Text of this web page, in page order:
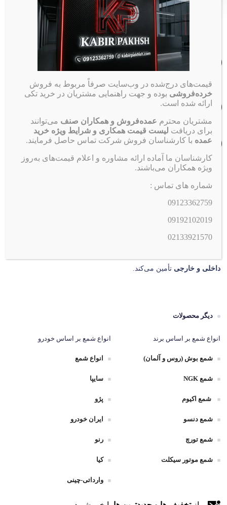
شماره تماس
0912
تلفن ثابت
ساعت کاری
تهران، مترو ملت، خیابان ملت، نرسیده به خیابان جمهوری،
مستقیم لوازم مصرفی خودرو آغاز کرده است.
این مجموعه با هدف تأمین سریع، بی‌واسطه و مطمئن محصولات
پرمصرف خودرو، همچون
ترمز و سایر افزودنی‌های تخصصی خودرو
داخلی و خارجی تأمین می‌کند.
دیگر محصولات
انواع شمع بر اساس برند
شمع بوش (روس و آلمان)
شمع NGK
شمع اکیوم
شمع دنسو
شمع تورچ
شمع موتور سیکلت
انواع شمع بر اساس خودرو
انواع شمع
سایپا
پژو
ایران خودرو
رنو
کیا
وارداتی-چینی
قیمت‌های درج‌شده در وب‌سایت صرفاً مربوط به فروش
خرده‌فروشی بوده و جهت راهنمایی مشتریان در خرید تکی
ارائه شده است.
مشتریان محترم عمده‌فروش و همکاران صنف می‌توانند
برای دریافت لیست قیمت همکاری و شرایط ویژه خرید
عمده با کارشناسان فروش شرکت تماس حاصل فرمایند.
کارشناسان ما آماده ارائه مشاوره و اعلام قیمت‌های به‌روز
ویژه همکاران می‌باشند.
شماره های تماس :
09123362759
09192102019
02133921570